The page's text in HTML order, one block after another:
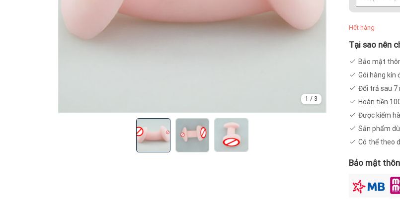
1 / 3
Hết hàng
Tại sao nên
Bảo mật
Gói hàng kín
Đổi trả sau 7
Hoàn tiền
Được kiểm
Sản phẩm
Có thể theo
Bảo mật